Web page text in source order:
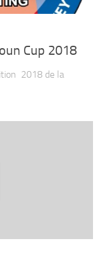
Cup 2018
2018 de la